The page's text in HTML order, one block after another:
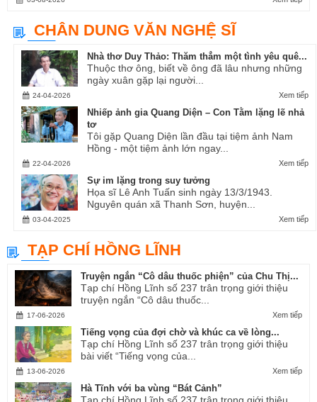
CHÂN DUNG VĂN NGHỆ SĨ
Nhà thơ Duy Thảo: Thăm thẳm một tình yêu quê...
Thuộc thơ ông, biết về ông đã lâu nhưng những
ngày xuân gặp lại người...
Xem tiếp
24-04-2026
Nhiếp ảnh gia Quang Diện – Con Tằm lặng lẽ nhả
tơ
Tôi gặp Quang Diện lần đầu tại tiệm ảnh Nam
Hồng - một tiệm ảnh lớn ngay...
Xem tiếp
22-04-2026
Sự im lặng trong suy tưởng
Họa sĩ Lê Anh Tuấn sinh ngày 13/3/1943.
Nguyên quán xã Thanh Sơn, huyện...
Xem tiếp
03-04-2025
TẠP CHÍ HỒNG LĨNH
Truyện ngắn “Cô dâu thuốc phiện” của Chu Thị...
Tạp chí Hồng Lĩnh số 237 trân trọng giới thiệu
truyện ngắn “Cô dâu thuốc...
Xem tiếp
17-06-2026
Tiếng vọng của đợi chờ và khúc ca về lòng...
Tạp chí Hồng Lĩnh số 237 trân trọng giới thiệu
bài viết “Tiếng vọng của...
Xem tiếp
13-06-2026
Hà Tĩnh với ba vùng “Bát Cảnh”